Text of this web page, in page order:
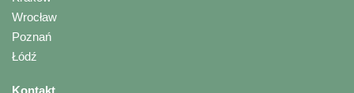
Wrocław
Poznań
Łódź
Kontakt